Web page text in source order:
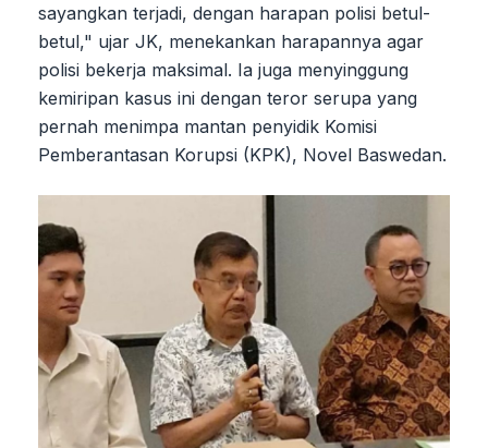
sayangkan terjadi, dengan harapan polisi betul-
betul," ujar JK, menekankan harapannya agar
polisi bekerja maksimal. Ia juga menyinggung
kemiripan kasus ini dengan teror serupa yang
pernah menimpa mantan penyidik Komisi
Pemberantasan Korupsi (KPK), Novel Baswedan.